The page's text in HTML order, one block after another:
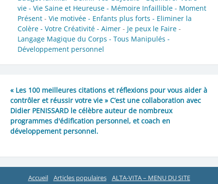
vie - Vie Saine et Heureuse - Mémoire Infaillible - Moment
Présent - Vie motivée - Enfants plus forts - Eliminer la
Colère - Votre Créativité - Aimer - Je peux le Faire -
Langage Magique du Corps - Tous Manipulés -
Développement personnel
« Les 100 meilleures citations et réflexions pour vous aider à
contrôler et réussir votre vie » C’est une collaboration avec
Didier PENISSARD le célèbre auteur de nombreux
programmes d'édification personnel, et coach en
développement personnel.
Accueil Articles populaires
ALTA-VITA – MENU DU SITE